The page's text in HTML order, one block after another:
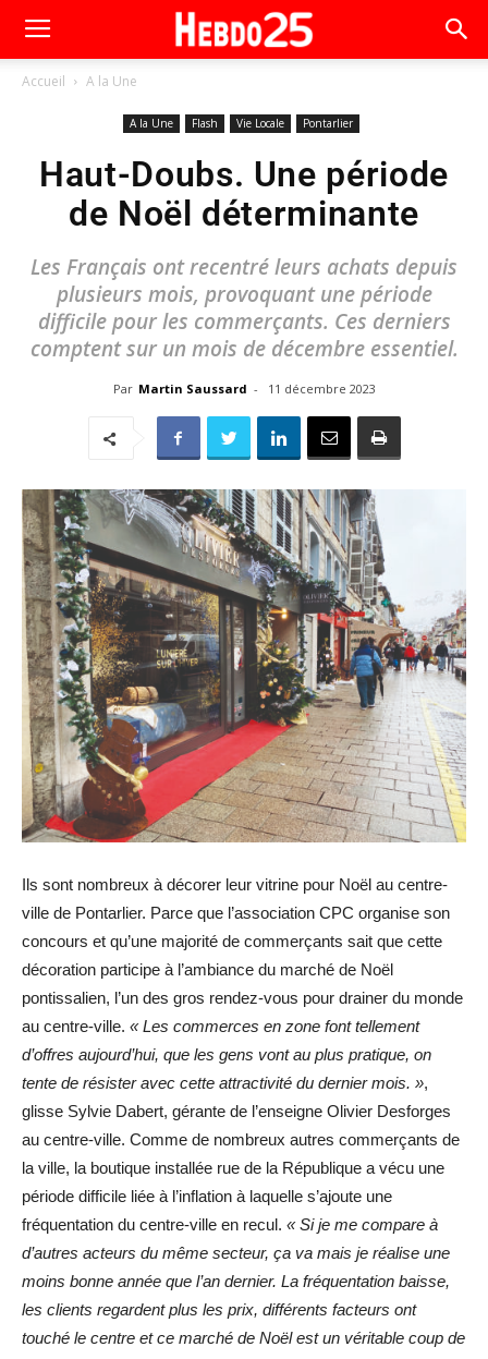
Accueil A la Une
A la Une Flash Vie Locale Pontarlier
Haut-Doubs. Une période
de Noël déterminante
Les Français ont recentré leurs achats depuis
plusieurs mois, provoquant une période
difficile pour les commerçants. Ces derniers
comptent sur un mois de décembre essentiel.
Par Martin Saussard - 11 décembre 2023
Ils sont nombreux à décorer leur vitrine pour Noël au centre-
ville de Pontarlier. Parce que l’association CPC organise son
concours et qu’une majorité de commerçants sait que cette
décoration participe à l’ambiance du marché de Noël
pontissalien, l’un des gros rendez-vous pour drainer du monde
au centre-ville. « Les commerces en zone font tellement
d’offres aujourd’hui, que les gens vont au plus pratique, on
tente de résister avec cette attractivité du dernier mois. »,
glisse Sylvie Dabert, gérante de l’enseigne Olivier Desforges
au centre-ville. Comme de nombreux autres commerçants de
la ville, la boutique installée rue de la République a vécu une
période difficile liée à l’inflation à laquelle s’ajoute une
fréquentation du centre-ville en recul. « Si je me compare à
d’autres acteurs du même secteur, ça va mais je réalise une
moins bonne année que l’an dernier. La fréquentation baisse,
les clients regardent plus les prix, différents facteurs ont
touché le centre et ce marché de Noël est un véritable coup de